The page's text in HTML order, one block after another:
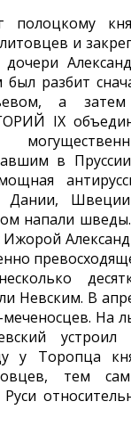
полоцкому
и
разбит
а
IX
в
Дании,
напали
Ижорой
Невским. В
На
у Торопца
тем